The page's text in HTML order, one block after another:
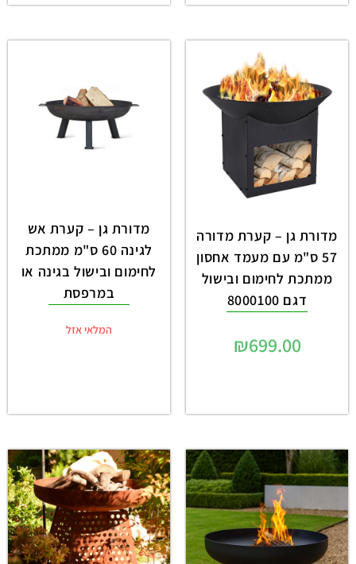
מדורת גן – קערת מדורה
57 ס"מ עם מעמד אחסון
ממתכת לחימום ובישול
דגם 8000100
₪699.00
מדורת גן – קערת אש
לגינה 60 ס"מ ממתכת
לחימום ובישול בגינה או
במרפסת
המלאי אזל